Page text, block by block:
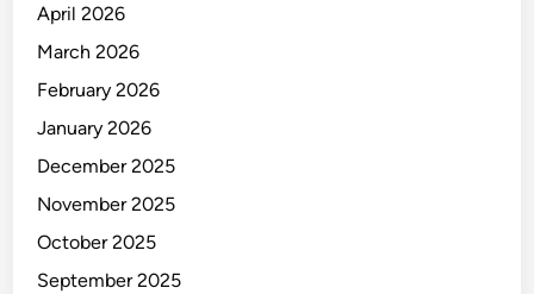
April 2026
March 2026
February 2026
January 2026
December 2025
November 2025
October 2025
September 2025